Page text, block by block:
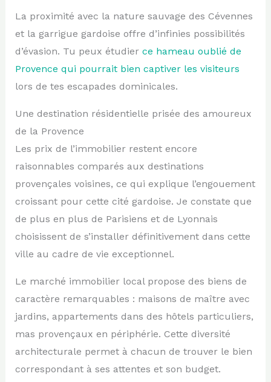
La proximité avec la nature sauvage des Cévennes
et la garrigue gardoise offre d’infinies possibilités
d’évasion. Tu peux étudier ce hameau oublié de
Provence qui pourrait bien captiver les visiteurs
lors de tes escapades dominicales.
Une destination résidentielle prisée des amoureux
de la Provence
Les prix de l’immobilier restent encore
raisonnables comparés aux destinations
provençales voisines, ce qui explique l’engouement
croissant pour cette cité gardoise. Je constate que
de plus en plus de Parisiens et de Lyonnais
choisissent de s’installer définitivement dans cette
ville au cadre de vie exceptionnel.
Le marché immobilier local propose des biens de
caractère remarquables : maisons de maître avec
jardins, appartements dans des hôtels particuliers,
mas provençaux en périphérie. Cette diversité
architecturale permet à chacun de trouver le bien
correspondant à ses attentes et son budget.